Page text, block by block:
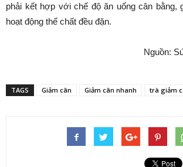
phải kết hợp với chế độ ăn uống cân bằng,
hoạt động thể chất đều đặn.
Nguồn:
TAGS Giảm cân Giảm cân nhanh trà giảm